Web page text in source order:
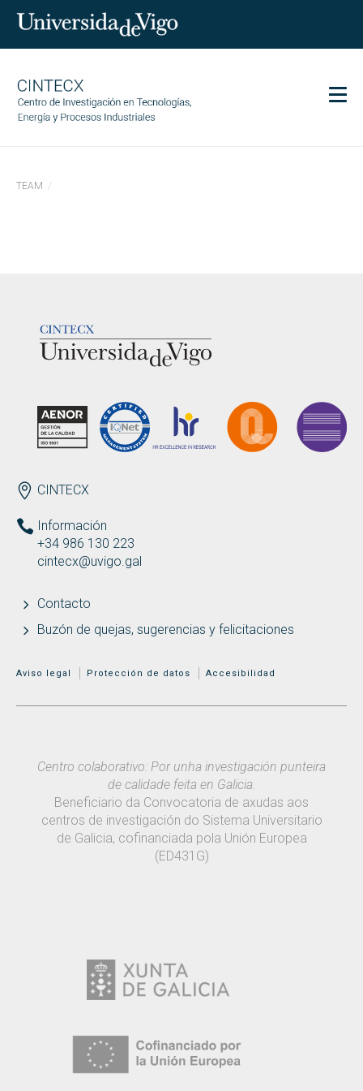
Investigación
Igualdad
GL EN Search
por:
BUSCAR
TEAM
ENDEREZO ES
CINTECX
Información
+34 986 130 223
cintecx@uvigo.gal
Contacto
Buzón de quejas, sugerencias y felicitaciones
MENÚ ADICIONAL
Aviso legal Protección de datos Accesibilidad
Centro colaborativo: Por unha investigación punteira
de calidade feita en Galicia.
Beneficiario da Convocatoria de axudas aos
centros de investigación do Sistema Universitario
de Galicia, cofinanciada pola Unión Europea
(ED431G)